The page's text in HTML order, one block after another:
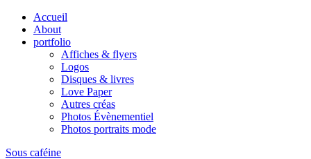
Accueil
About
portfolio
Affiches & flyers
Logos
Disques & livres
Love Paper
Autres créas
Photos Évènementiel
Photos portraits mode
Sous caféine